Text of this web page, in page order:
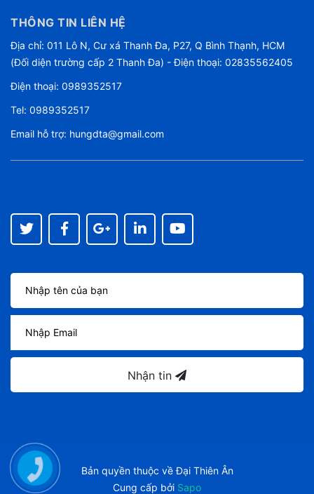
THÔNG TIN LIÊN HỆ
Địa chỉ: 011 Lô N, Cư xá Thanh Đa, P27, Q Bình Thạnh, HCM
(Đối diện trường cấp 2 Thanh Đa) - Điện thoại: 02835562405
Điện thoại: 0989352517
Tel: 0989352517
Email hỗ trợ: hungdta@gmail.com
Nhận tin
Bản quyền thuộc vềĐại Thiên Ân
Cung cấp bởi Sapo